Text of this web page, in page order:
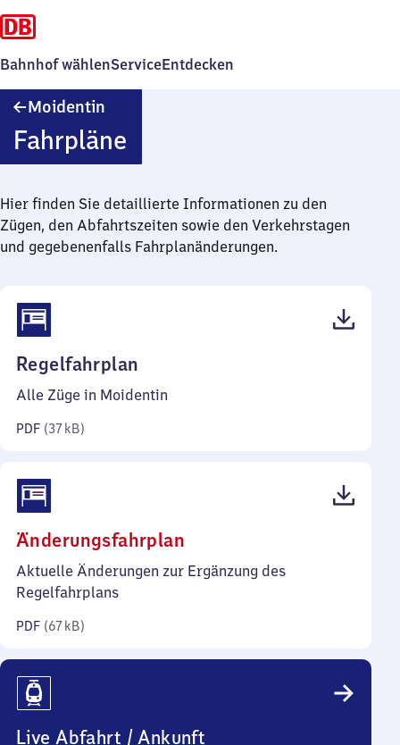
Bahnhof wählenServiceEntdecken
Moidentin
Fahrpläne
Hier finden Sie detaillierte Informationen zu den
Zügen, den Abfahrtszeiten sowie den Verkehrstagen
und gegebenenfalls Fahrplanänderungen.
Regelfahrplan
37
Alle Züge in Moidentin
PDF (37 kB)
Änderungsfahrplan
67
Aktuelle Änderungen zur Ergänzung des
Regelfahrplans
PDF (67 kB)
Live Abfahrt / Ankunft